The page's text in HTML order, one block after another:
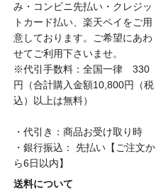
み・コンビニ先払い・クレジッ
トカード払い、楽天ペイをご用
意しております。ご希望にあわ
せてご利用下さいませ。
※代引手数料：全国一律 330
円（合計購入金額10,800円（税
込）以上は無料）
・代引き：商品お受け取り時
・銀行振込： 先払い【ご注文か
ら6日以内】
送料について